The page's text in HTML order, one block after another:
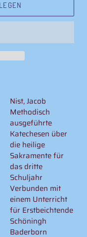
Nist, Jacob
Methodisch
ausgeführte
Katechesen über
die heilige
Sakramente für
das dritte
Schuljahr
Verbunden mit
einem Unterricht
für Erstbeichtende
Schöningh
Baderborn